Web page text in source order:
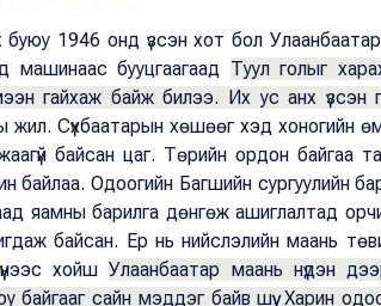
буюу 1946 онд үзсэн хот бол
машинаас бууцгаагаад Туул голыг
гайхаж байж билээ. Их ус анх үзсэн
жил. Сүхбаатарын хөшөөг хэд хоногийн
байсан цаг. Төрийн ордон байгаа
байлаа. Одоогийн Багшийн сургуулийн
яамны барилга дөнгөж ашиглалтад
байсан. Ер нь нийслэлийн маань
хойшУлаанбаатар маань нүдэн
байгааг сайн мэддэг байв шүү. Харин